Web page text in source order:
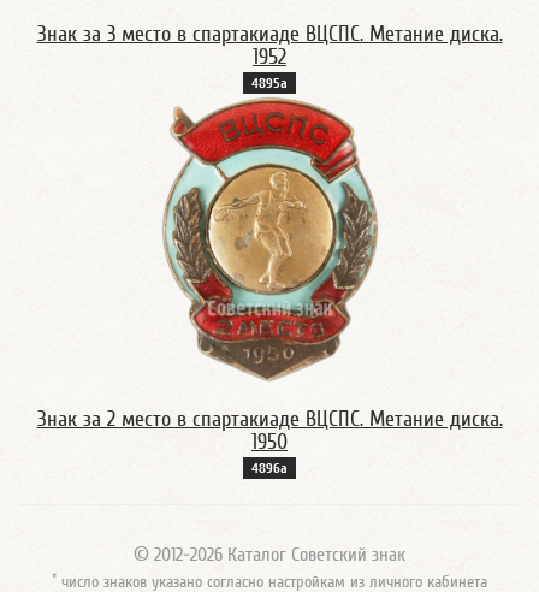
Знак за 3 место в спартакиаде ВЦСПС. Метание диска.
1952
4895а
Знак за 2 место в спартакиаде ВЦСПС. Метание диска.
1950
4896а
© 2012-2026 Каталог Советский знак
* число знаков указано согласно настройкам из личного кабинета